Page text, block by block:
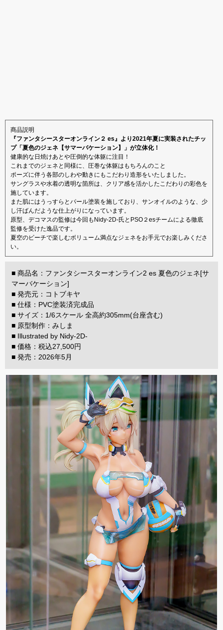
商品説明
『ファンタシースターオンライン２ es』より2021年夏に実装されたチッ
プ「夏色のジェネ【サマーバケーション】」が立体化！
健康的な日焼けあとや圧倒的な体躯に注目！
これまでのジェネと同様に、圧巻な体躯はもちろんのこと
ポーズに伴う各部のしわや動きにもこだわり造形をいたしました。
サングラスや水着の透明な箇所は、クリア感を活かしたこだわりの彩色を
施しています。
また肌にはうっすらとパール塗装を施しており、サンオイルのような、少
し汗ばんだような仕上がりになっています。
原型、デコマスの監修は今回もNidy-2D-氏とPSO２esチームによる徹底
監修を受けた逸品です。
夏空のビーチで楽しむボリューム満点なジェネをお手元でお楽しみくださ
い。
■ 商品名：ファンタシースターオンライン2 es 夏色のジェネ[サ
マーバケーション]
■ 発売元：コトブキヤ
■ 仕様：PVC塗装済完成品
■ サイズ：1/6スケール 全高約305mm(台座含む)
■ 原型制作：みしま
■ Illustrated by Nidy-2D-
■ 価格：税込27,500円
■ 発売：2026年5月